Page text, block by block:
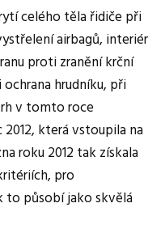
celého těla řidiče při
airbagů, interiér
proti zranění krční
hrudníku, při
v tomto roce
která vstoupila na
roku 2012 tak získala
pro
působí jako skvělá